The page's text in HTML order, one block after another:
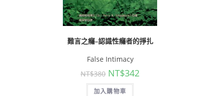
難言之癮–認識性癮者的掙扎
False Intimacy
NT$380 NT$342
加入購物車